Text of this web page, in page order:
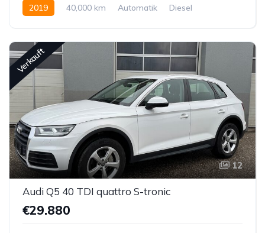
2019 40,000 km Automatik
Diesel
Verkauft
12
Audi Q5 40 TDI quattro S-tronic
€29.880